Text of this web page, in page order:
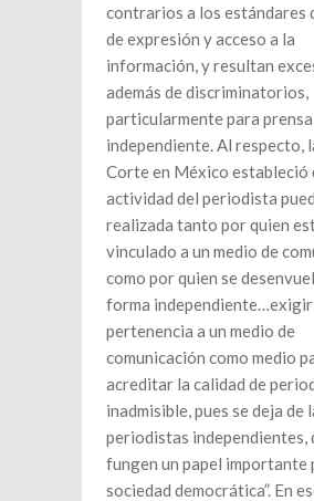
contrarios a los estándares
de expresión y acceso a la
información, y resultan
además de discriminatorios,
particularmente para prensa
independiente. Al respecto,
Corte en México estableció
actividad del periodista
realizada tanto por quien
vinculado a un medio de
como por quien se
forma independiente…exigir
pertenencia a un medio de
comunicación como medio
acreditar la calidad de
inadmisible, pues se deja de
periodistas independientes,
fungen un papel importante
sociedad democrática”. En